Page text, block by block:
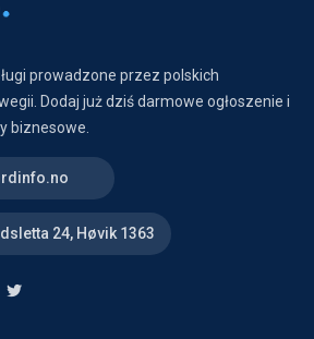
prowadzone przez polskich
Dodaj już dziś darmowe ogłoszenie i
biznesowe.
24, Høvik 1363